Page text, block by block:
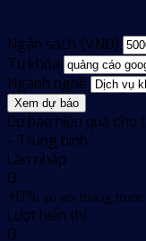
Ngân sách (VNĐ)
Từ khóa
Ngành nghề
Xem dự báo
Dự báo hiệu quả cho
- Trung bình
Lần nhấp
0
+0% so với tháng trước
Lượt hiển thị
0